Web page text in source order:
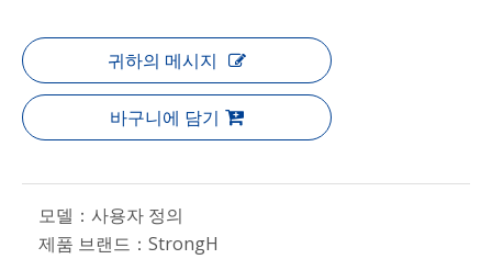
귀하의 메시지
바구니에 담기
모델： 사용자 정의
제품 브랜드： StrongH